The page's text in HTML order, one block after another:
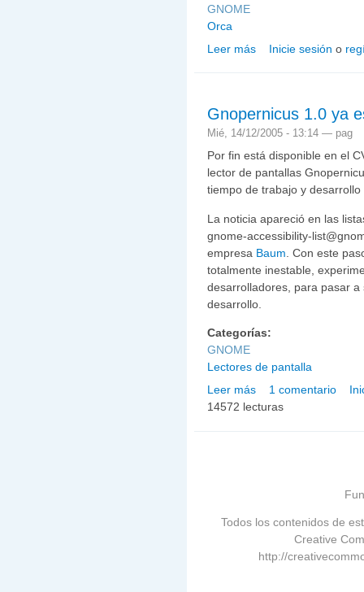
GNOME
Orca
Leer más sobre Orca será el
Inicie sesión o
Gnopernicus 1.0 ya
Mié, 14/12/2005 - 13:14 — pag
Por fin está disponible en el
lector de pantallas
tiempo de trabajo y
La noticia apareció en las
gnome-accessibility-
empresa Baum . Con este
totalmente inestable,
desarrolladores, para pasar
desarrollo.
Categorías:
GNOME
Lectores de pantalla
Leer más sobre Gnopernicus 1.0
1 comentario
14572 lecturas
Todos los contenidos de
Creative
http://